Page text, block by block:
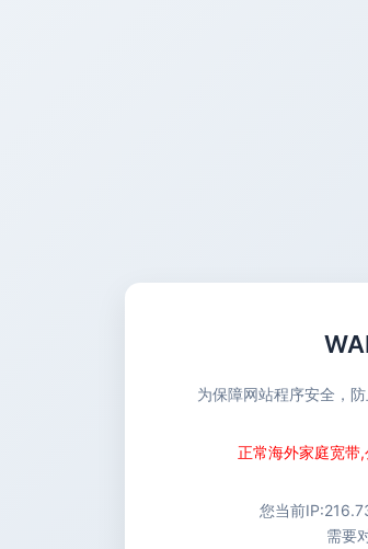
为保障网站程序安全，
正常海外家庭宽带
您当前IP:
需要